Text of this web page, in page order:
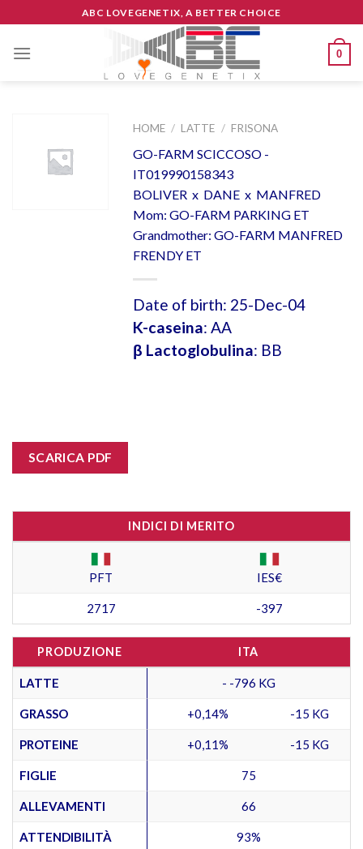
to
content
ABC LOVEGENETIX, A BETTER CHOICE
0
HOME / LATTE / FRISONA
GO-FARM SCICCOSO -
IT019990158343
BOLIVER x DANE x MANFRED
Mom: GO-FARM PARKING ET
Grandmother: GO-FARM MANFRED
FRENDY ET
Date of birth: 25-Dec-04
K-caseina: AA
β Lactoglobulina: BB
SCARICA PDF
INDICI DI MERITO
PFT IES€
2717 -397
PRODUZIONE ITA
LATTE - -796 KG
GRASSO +0,14% -15 KG
PROTEINE +0,11% -15 KG
FIGLIE 75
ALLEVAMENTI 66
ATTENDIBILITÀ 93%